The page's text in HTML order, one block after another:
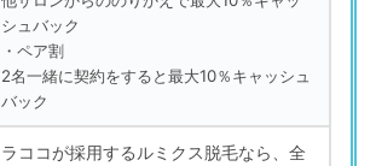
シュバック
・ペア割
2名一緒に契約をすると最大10％キャッシュ
バック
ラココが採用するルミクス脱毛なら、全